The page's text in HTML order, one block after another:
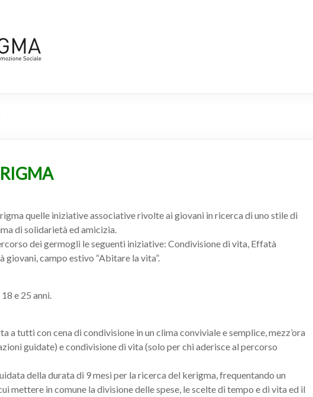
quelle iniziative associative rivolte ai giovani in ricerca di uno stile di
di solidarietà ed amicizia.
dei germogli le seguenti iniziative: Condivisione di vita, Effatà
campo estivo “Abitare la vita”.
e 25 anni.
a tutti con cena di condivisione in un clima conviviale e semplice, mezz’ora
guidate) e condivisione di vita (solo per chi aderisce al percorso
della durata di 9 mesi per la ricerca del kerigma, frequentando un
mettere in comune la divisione delle spese, le scelte di tempo e di vita ed il